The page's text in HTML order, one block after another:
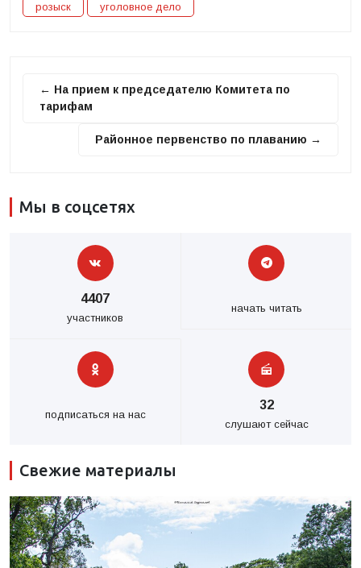
розыск уголовное дело
← На прием к председателю Комитета по
тарифам
Районное первенство по плаванию →
Мы в соцсетях
4407
участников
начать читать
подписаться на нас
32
слушают сейчас
Свежие материалы